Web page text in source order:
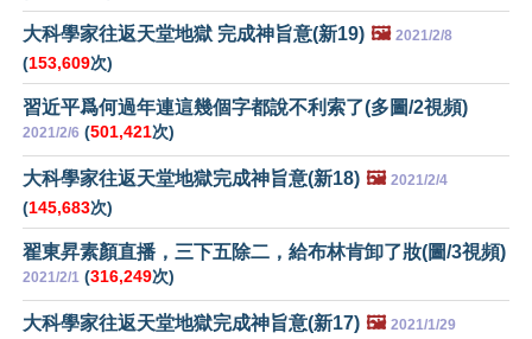
大科學家往返天堂地獄 完成神旨意(新19) 🖼️ 2021/2/8
(153,609次)
習近平爲何過年連這幾個字都說不利索了(多圖/2視頻)
2021/2/6 (501,421次)
大科學家往返天堂地獄完成神旨意(新18) 🖼️ 2021/2/4
(145,683次)
翟東昇素顏直播，三下五除二，給布林肯卸了妝(圖/3視頻)
2021/2/1 (316,249次)
大科學家往返天堂地獄完成神旨意(新17) 🖼️ 2021/1/29